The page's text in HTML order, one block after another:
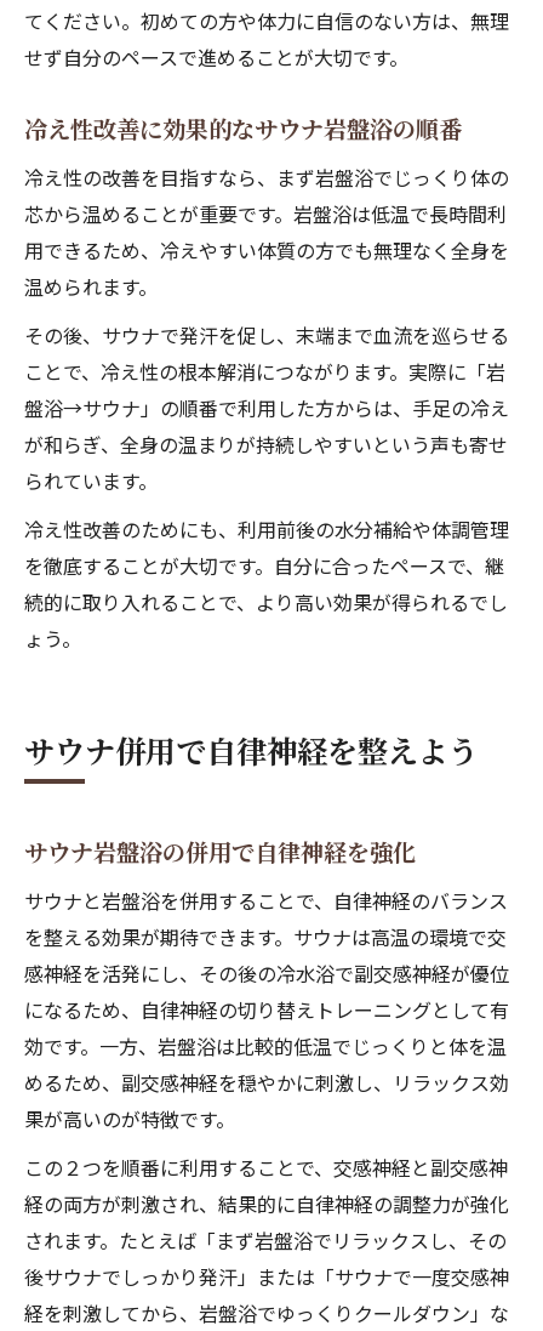
てください。初めての方や体力に自信のない方は、無理
せず自分のペースで進めることが大切です。
冷え性改善に効果的なサウナ岩盤浴の順番
冷え性の改善を目指すなら、まず岩盤浴でじっくり体の
芯から温めることが重要です。岩盤浴は低温で長時間利
用できるため、冷えやすい体質の方でも無理なく全身を
温められます。
その後、サウナで発汗を促し、末端まで血流を巡らせる
ことで、冷え性の根本解消につながります。実際に「岩
盤浴→サウナ」の順番で利用した方からは、手足の冷え
が和らぎ、全身の温まりが持続しやすいという声も寄せ
られています。
冷え性改善のためにも、利用前後の水分補給や体調管理
を徹底することが大切です。自分に合ったペースで、継
続的に取り入れることで、より高い効果が得られるでし
ょう。
サウナ併用で自律神経を整えよう
サウナ岩盤浴の併用で自律神経を強化
サウナと岩盤浴を併用することで、自律神経のバランス
を整える効果が期待できます。サウナは高温の環境で交
感神経を活発にし、その後の冷水浴で副交感神経が優位
になるため、自律神経の切り替えトレーニングとして有
効です。一方、岩盤浴は比較的低温でじっくりと体を温
めるため、副交感神経を穏やかに刺激し、リラックス効
果が高いのが特徴です。
この２つを順番に利用することで、交感神経と副交感神
経の両方が刺激され、結果的に自律神経の調整力が強化
されます。たとえば「まず岩盤浴でリラックスし、その
後サウナでしっかり発汗」または「サウナで一度交感神
経を刺激してから、岩盤浴でゆっくりクールダウン」な